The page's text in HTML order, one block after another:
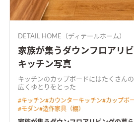
DETAIL HOME（ディテールホーム）
家族が集うダウンフロアリ
キッチン写真
キッチンのカップボードにはたくさん
広くゆとりをとった
#キッチン#カウンターキッチン#カップボ
#モダン#造作家具（棚）